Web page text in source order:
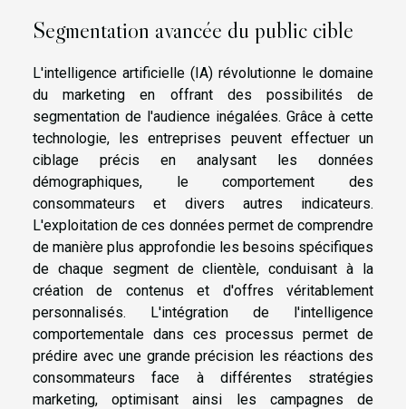
Segmentation avancée du public cible
L'intelligence artificielle (IA) révolutionne le domaine
du marketing en offrant des possibilités de
segmentation de l'audience inégalées. Grâce à cette
technologie, les entreprises peuvent effectuer un
ciblage précis en analysant les données
démographiques, le comportement des
consommateurs et divers autres indicateurs.
L'exploitation de ces données permet de comprendre
de manière plus approfondie les besoins spécifiques
de chaque segment de clientèle, conduisant à la
création de contenus et d'offres véritablement
personnalisés. L'intégration de l'intelligence
comportementale dans ces processus permet de
prédire avec une grande précision les réactions des
consommateurs face à différentes stratégies
marketing, optimisant ainsi les campagnes de